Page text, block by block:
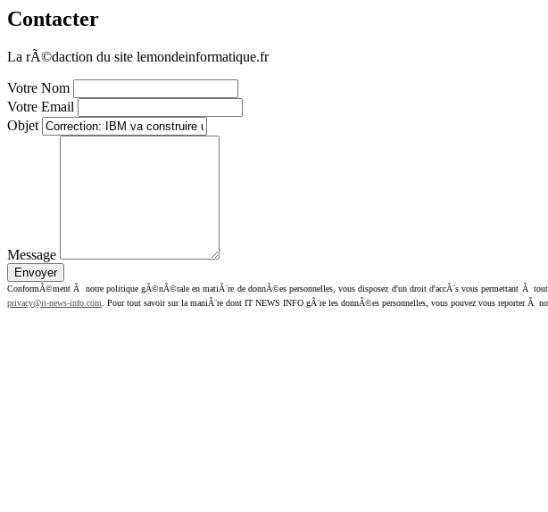
Contacter
La rÃ©daction du site lemondeinformatique.fr
Votre Nom
Votre Email
Objet
Message
ConformÃ©ment Ã notre politique gÃ©nÃ©rale en matiÃ¨re de donnÃ©es personnelles, vous disposez d'un droit d'accÃ¨s vous permettant Ã
privacy@it-news-info.com . Pour tout savoir sur la maniÃ¨re dont IT NEWS INFO gÃ¨re les donnÃ©es personnelles, vous pouvez vous reporter Ã